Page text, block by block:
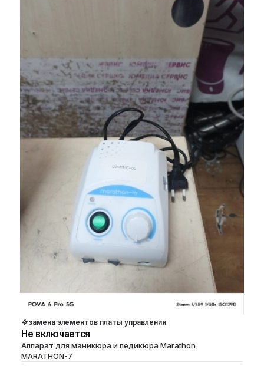
замена элементов платы управления
Не включается
Аппарат для маникюра и педикюра Marathon
MARATHON-7